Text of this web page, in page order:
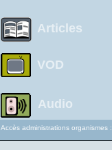
Articles
VOD
Audio
Accès administrations organismes :